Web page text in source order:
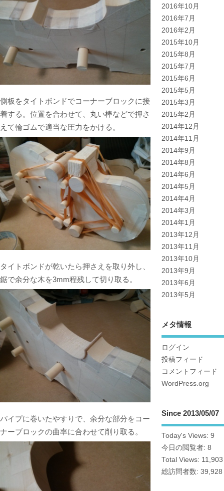
側板をタイトボンドでコーナーブロックに接
着する。位置を合わせて、丸い棒などで押さ
えて輪ゴムで適当な圧力をかける。
タイトボンドが乾いたら押さえを取り外し、
鋸で余分な木を3mm程残して切り取る。
パイプに巻いたやすりで、余分な部分をコー
ナーブロックの曲率に合わせて削り取る。
2016年10月
2016年7月
2016年2月
2015年10月
2015年8月
2015年7月
2015年6月
2015年5月
2015年3月
2015年2月
2014年12月
2014年11月
2014年9月
2014年8月
2014年6月
2014年5月
2014年4月
2014年3月
2014年1月
2013年12月
2013年11月
2013年10月
2013年9月
2013年6月
2013年5月
メタ情報
ログイン
投稿フィード
コメントフィード
WordPress.org
Since 2013/05/07
Today's Views: 9
今日の閲覧者: 8
Total Views: 11,903
総訪問者数: 39,928